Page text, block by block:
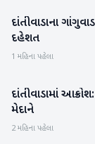
બનાસકાંઠા
દાંતીવાડાના
દહેશત
1 મહિના પહેલા
બનાસકાંઠા
દાંતીવાડામાં
મેદાને
2 મહિના પહેલા